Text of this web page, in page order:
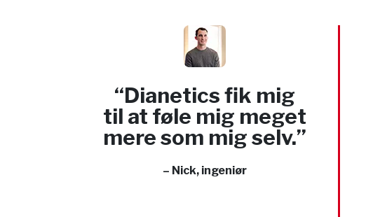
“Dianetics fik mig
til at føle mig meget
mere som mig selv.”
– Nick, ingeniør